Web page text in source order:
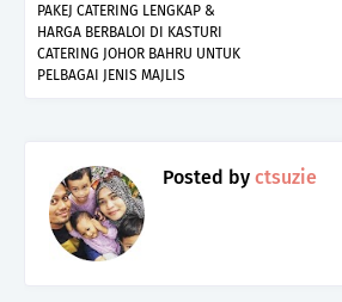
PAKEJ CATERING LENGKAP &
HARGA BERBALOI DI KASTURI
CATERING JOHOR BAHRU UNTUK
PELBAGAI JENIS MAJLIS
Posted by ctsuzie